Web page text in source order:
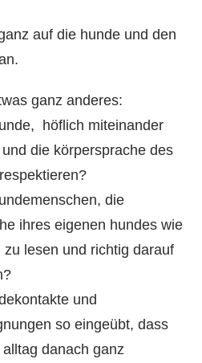
auf die hunde und den
ganz anderes:
höflich miteinander
die körpersprache des
die
ihres eigenen hundes wie
zu lesen und richtig darauf
und
so eingeübt, dass
danach ganz